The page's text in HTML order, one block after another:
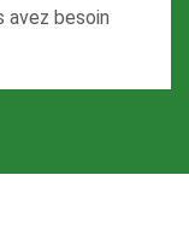
avez besoin